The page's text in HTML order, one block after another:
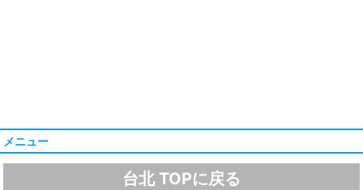
メニュー
台北 TOPに戻る